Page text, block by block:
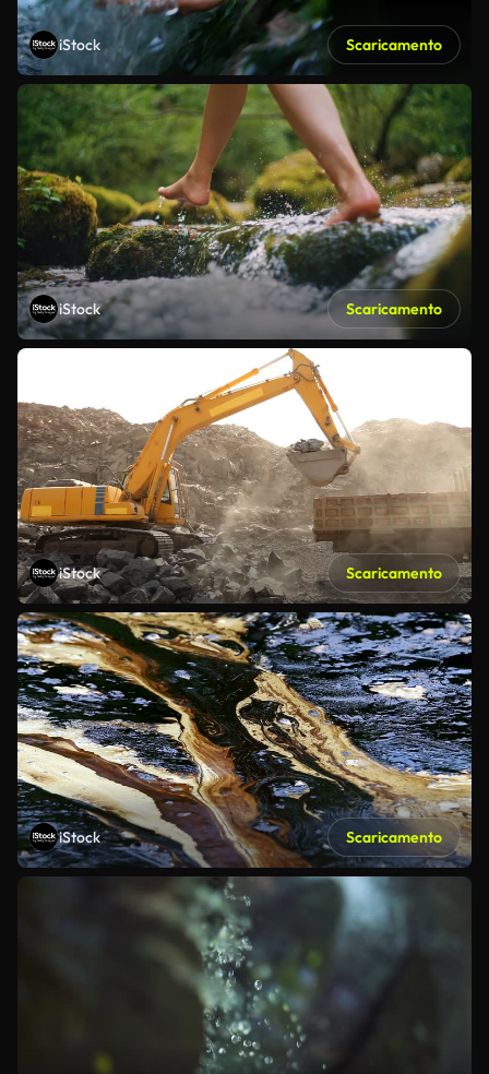
iStock Scaricamento
iStock Scaricamento
iStock Scaricamento
iStock Scaricamento